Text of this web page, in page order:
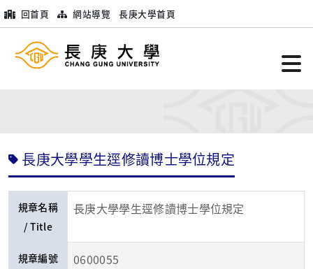
回首頁 網站導覽 長庚大學首頁
長庚大學學生逕修讀博士學位規定
規章名稱
/ Title
長庚大學學生逕修讀博士學位規定
規章編號
0600055